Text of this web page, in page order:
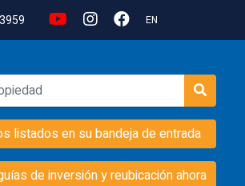
EN
listados en su bandeja de entrada
de inversión y reubicación ahora